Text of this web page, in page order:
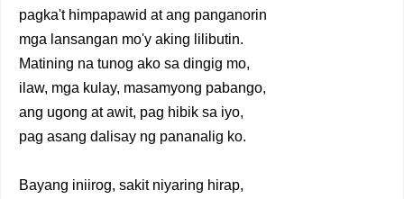
pagka't himpapawid at ang panganorin
mga lansangan mo'y aking lilibutin.
Matining na tunog ako sa dingig mo,
ilaw, mga kulay, masamyong pabango,
ang ugong at awit, pag hibik sa iyo,
pag asang dalisay ng pananalig ko.
Bayang iniirog, sakit niyaring hirap,